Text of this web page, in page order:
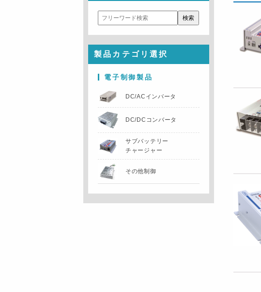
製品カテゴリ選択
電子制御製品
DC/ACインバータ
DC/DCコンバータ
サブバッテリー
チャージャー
その他制御